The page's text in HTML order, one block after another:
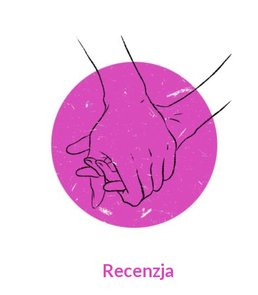
Recenzja